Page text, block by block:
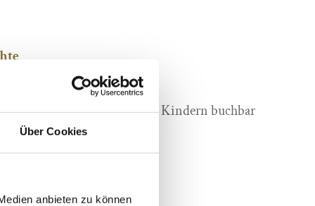
Über Cookies
anbieten zu können
buchbar / für Familien mit Kindern buchbar